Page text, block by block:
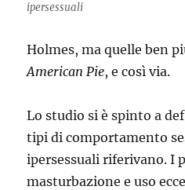
ipersessuali
Holmes, ma quelle ben
American Pie, e così via.
Lo studio si è spinto a
tipi di comportamento
ipersessuali riferivano. I
masturbazione e uso